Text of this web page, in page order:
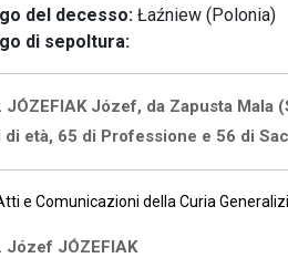
del decesso: Łaźniew (Polonia)
di sepoltura:
JÓZEFIAK Józef, da Zapusta Mala
di età, 65 di Professione e 56 di
e Comunicazioni della Curia
Józef JÓZEFIAK